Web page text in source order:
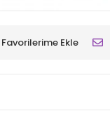
Favorilerime Ekle